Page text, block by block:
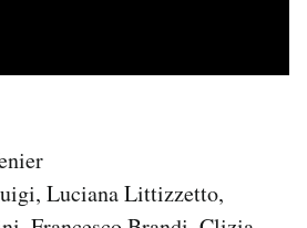
Luciana Littizzetto,